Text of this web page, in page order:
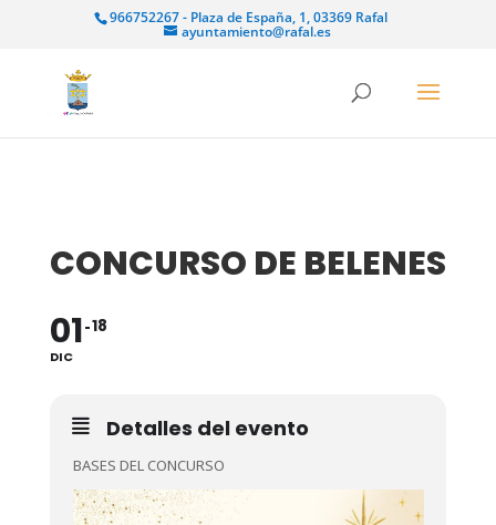
966752267 - Plaza de España, 1, 03369 Rafal
ayuntamiento@rafal.es
CONCURSO DE BELENES
01
DIC
18
Detalles del evento
BASES DEL CONCURSO